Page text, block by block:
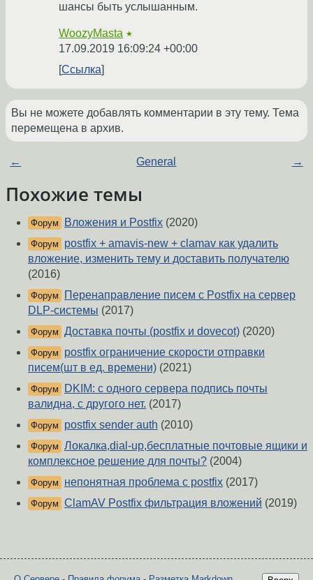
шансы быть услышанным.
WoozyMasta ★
17.09.2019 16:09:24 +00:00
Ссылка
Вы не можете добавлять комментарии в эту тему. Тема
перемещена в архив.
← General →
Похожие темы
Форум Вложения и Postfix (2020)
Форум
postfix + amavis-new + clamav как удалить
вложение, изменить тему и доставить получателю
(2016)
Форум
Перенаправление писем с Postfix на сервер
DLP-системы (2017)
Форум Доставка почты (postfix и dovecot) (2020)
Форум
postfix ограничение скорости отправки
писем(шт в ед. времени) (2021)
Форум
DKIM: с одного сервера подпись почты
валидна, с другого нет. (2017)
Форум postfix sender auth (2010)
Форум Локалка,dial-up,бесплатные почтовые ящики и
комплексное решение для почты? (2004)
Форум непонятная проблема с postfix (2017)
Форум ClamAV Postfix фильтрация вложений (2019)